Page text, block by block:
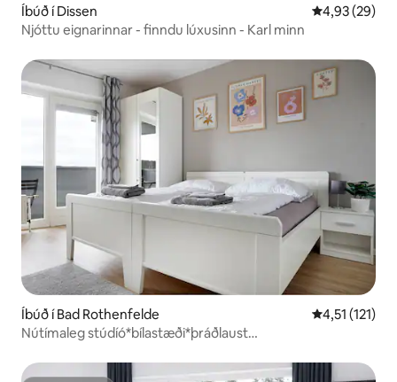
Íbúð í Dissen 4,93 af 5 í
4,93 (29)
Njóttu eignarinnar - finndu lúxusinn - Karl minn
Íbúð í Bad Rothenfelde 4,51 af 5 í
4,51 (121)
Nútímaleg stúdíó*bílastæði*þráðlaust